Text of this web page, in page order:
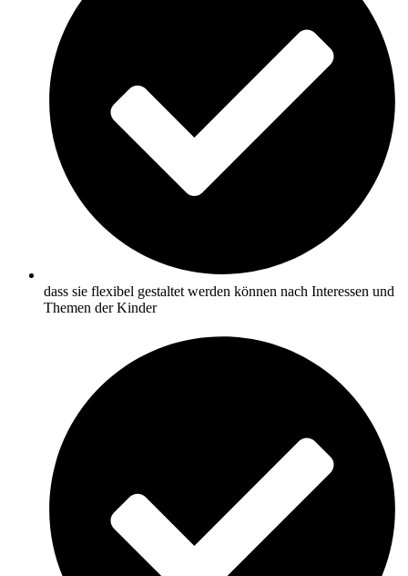
dass sie flexibel gestaltet werden können nach Interessen und
Themen der Kinder